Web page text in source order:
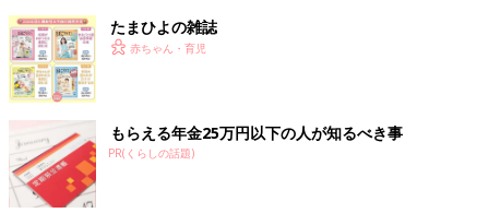
たまひよの雑誌
赤ちゃん・育児
もらえる年金25万円以下の人が知るべき事
PR(くらしの話題)